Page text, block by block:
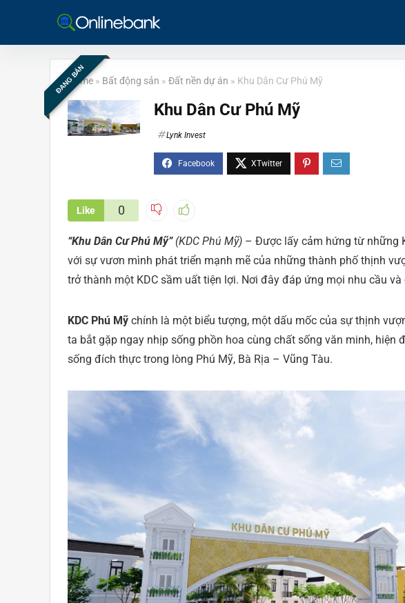
Home » Bất động sản » Đất nền dự án » Khu Dân Cư Phú Mỹ
ĐANG BÁN
Khu Dân Cư Phú Mỹ
Lynk Invest
Like 0
“Khu Dân Cư Phú Mỹ” (KDC Phú Mỹ) – Được lấy cảm hứng từ những
với sự vươn mình phát triển mạnh mẽ của những thành phố thịnh
trở thành một KDC sầm uất tiện lợi. Nơi đây đáp ứng mọi nhu cầu
KDC Phú Mỹ chính là một biểu tượng, một dấu mốc của sự thịnh
ta bắt gặp ngay nhịp sống phồn hoa cùng chất sống văn minh,
sống đích thực trong lòng Phú Mỹ, Bà Rịa – Vũng Tàu.